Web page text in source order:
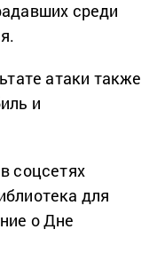
среди
атаки также
и
соцсетях
для
о Дне